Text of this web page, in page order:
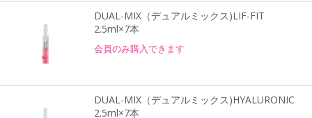
DUAL-MIX（デュアルミックス)LIF-FIT
2.5ml×7本
会員のみ購入できます
DUAL-MIX（デュアルミックス)HYALURONIC
2.5ml×7本